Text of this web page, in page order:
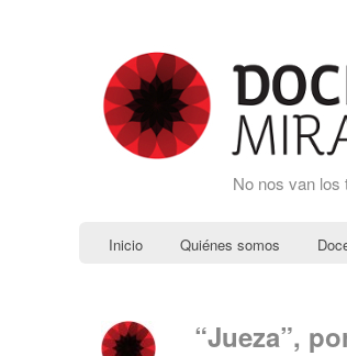
No nos van los
Inicio Quiénes somos
“Jueza”,